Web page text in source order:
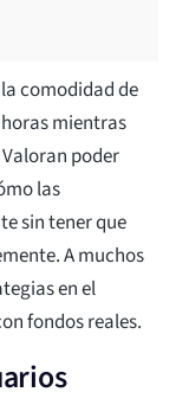
comodidad de
mientras
poder
las
sin tener que
A muchos
en el
fondos reales.